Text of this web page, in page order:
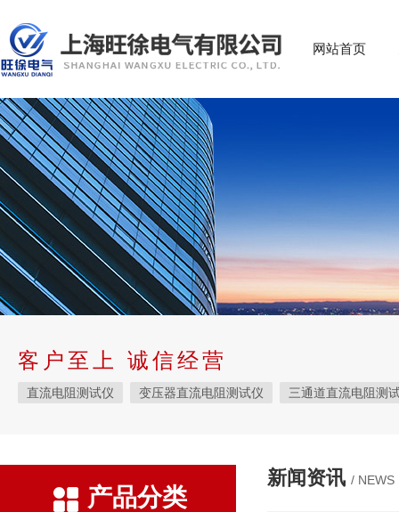
网站首页
客户至上 诚信经营
直流电阻测试仪 变压器直流电阻测试仪 三通道直流电阻测
三通道助磁直流电阻测试仪 手持式直流电阻测试仪
产品分类
新闻资讯 / NEWS